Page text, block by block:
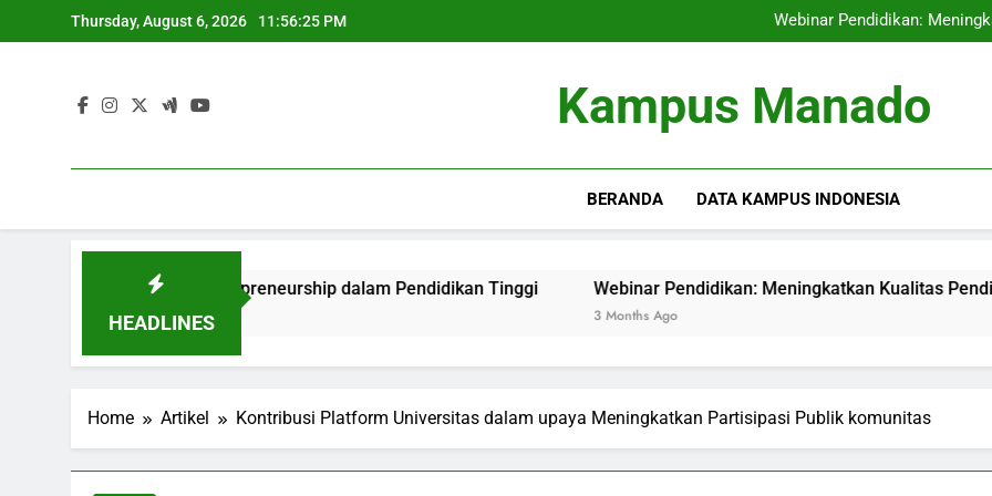
to
Thursday, August 6, 2026 11:56:26 PM
Webinar Pendidikan:
Taktik Optimal
Webinar Pendidikan:
Taktik Optimal
Kampus Manado
BERANDA DATA KAMPUS INDONESIA
HEADLINES
dan Entrepreneurship dalam Pendidikan Tinggi Webinar Pendidikan: Meningkatkan Kualitas Pendidikan melalui
Home Artikel Kontribusi Platform Universitas dalam upaya Meningkatkan Partisipasi Publik komunitas